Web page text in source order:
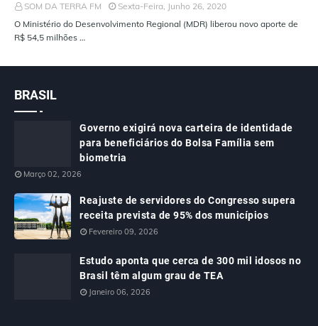
SOM DA TERRA FM
Sexta-Feira, Junho 26, 2020
O Ministério do Desenvolvimento Regional (MDR) liberou novo aporte de
R$ 54,5 milhões …
BRASIL
Governo exigirá nova carteira de identidade
para beneficiários do Bolsa Família sem
biometria
Março 02, 2026
Reajuste de servidores do Congresso supera
receita prevista de 95% dos municípios
Fevereiro 09, 2026
Estudo aponta que cerca de 300 mil idosos no
Brasil têm algum grau de TEA
Janeiro 06, 2026